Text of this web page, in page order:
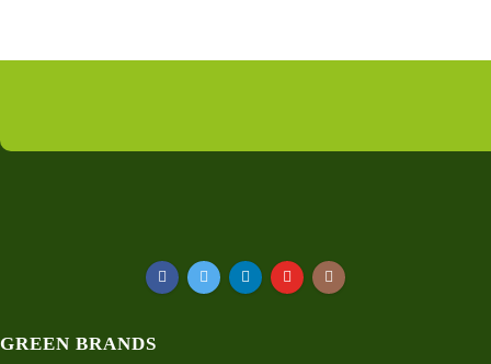
GREEN BRANDS